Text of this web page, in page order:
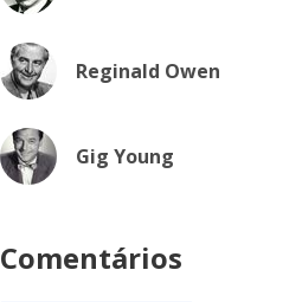
Reginald Owen
Gig Young
Comentários